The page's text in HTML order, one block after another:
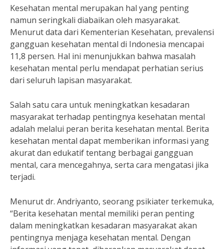
Kesehatan mental merupakan hal yang penting
namun seringkali diabaikan oleh masyarakat.
Menurut data dari Kementerian Kesehatan, prevalensi
gangguan kesehatan mental di Indonesia mencapai
11,8 persen. Hal ini menunjukkan bahwa masalah
kesehatan mental perlu mendapat perhatian serius
dari seluruh lapisan masyarakat.
Salah satu cara untuk meningkatkan kesadaran
masyarakat terhadap pentingnya kesehatan mental
adalah melalui peran berita kesehatan mental. Berita
kesehatan mental dapat memberikan informasi yang
akurat dan edukatif tentang berbagai gangguan
mental, cara mencegahnya, serta cara mengatasi jika
terjadi.
Menurut dr. Andriyanto, seorang psikiater terkemuka,
“Berita kesehatan mental memiliki peran penting
dalam meningkatkan kesadaran masyarakat akan
pentingnya menjaga kesehatan mental. Dengan